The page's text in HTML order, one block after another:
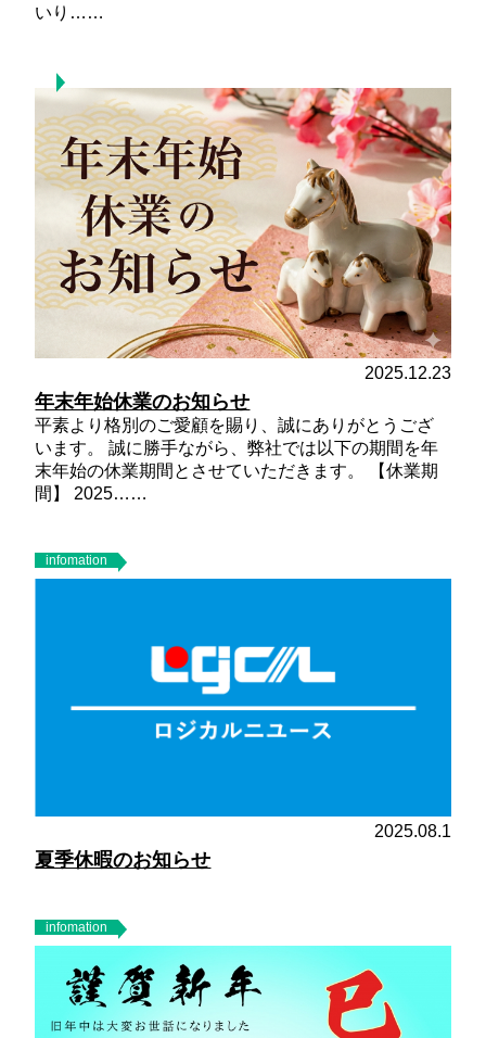
いり……
2025.12.23
年末年始休業のお知らせ
平素より格別のご愛顧を賜り、誠にありがとうござ
います。 誠に勝手ながら、弊社では以下の期間を年
末年始の休業期間とさせていただきます。
【休業期
間】
2025……
infomation
2025.08.1
夏季休暇のお知らせ
infomation